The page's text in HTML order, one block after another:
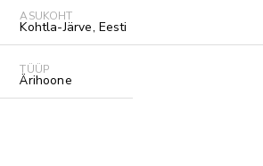
ASUKOHT
Kohtla-Järve, Eesti
TÜÜP
Ärihoone